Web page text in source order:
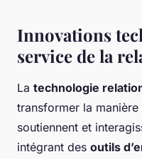
Innovations
service de la
La technologie
transformer la
soutiennent et
intégrant des outils